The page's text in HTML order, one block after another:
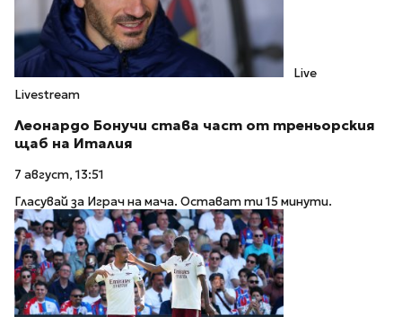
Live
Livestream
Леонардо Бонучи става част от треньорския
щаб на Италия
7 август, 13:51
Гласувай за Играч на мача. Остават ти 15 минути.